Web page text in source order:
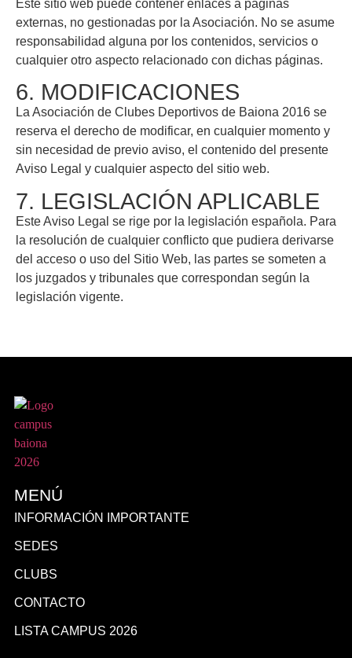
Este sitio web puede contener enlaces a páginas
externas, no gestionadas por la Asociación. No se asume
responsabilidad alguna por los contenidos, servicios o
cualquier otro aspecto relacionado con dichas páginas.
6. MODIFICACIONES
La Asociación de Clubes Deportivos de Baiona 2016 se
reserva el derecho de modificar, en cualquier momento y
sin necesidad de previo aviso, el contenido del presente
Aviso Legal y cualquier aspecto del sitio web.
7. LEGISLACIÓN APLICABLE
Este Aviso Legal se rige por la legislación española. Para
la resolución de cualquier conflicto que pudiera derivarse
del acceso o uso del Sitio Web, las partes se someten a
los juzgados y tribunales que correspondan según la
legislación vigente.
MENÚ
INFORMACIÓN IMPORTANTE
SEDES
CLUBS
CONTACTO
LISTA CAMPUS 2026